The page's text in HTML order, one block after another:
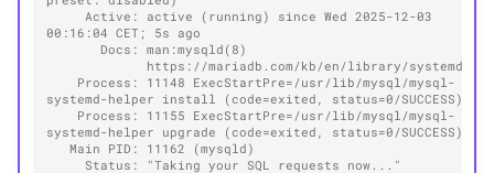
     Active: active (running) since Wed 2025-12-03
00:16:04 CET; 5s ago
       Docs: man:mysqld(8)
             https://mariadb.com/kb/en/library/systemd/
    Process: 11148 ExecStartPre=/usr/lib/mysql/mysql-
systemd-helper install (code=exited, status=0/SUCCESS)
    Process: 11155 ExecStartPre=/usr/lib/mysql/mysql-
systemd-helper upgrade (code=exited, status=0/SUCCESS)
   Main PID: 11162 (mysqld)
     Status: "Taking your SQL requests now..."